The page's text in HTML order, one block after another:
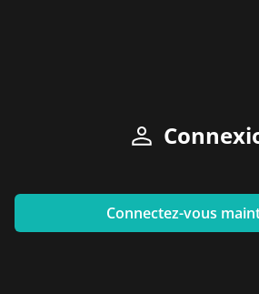
Connectez-vous